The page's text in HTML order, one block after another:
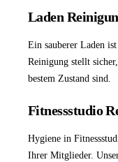
Laden
Ein sauberer Laden
Reinigung stellt
bestem Zustand sind.
Fitnessstudio
Hygiene in
Ihrer Mitglieder.